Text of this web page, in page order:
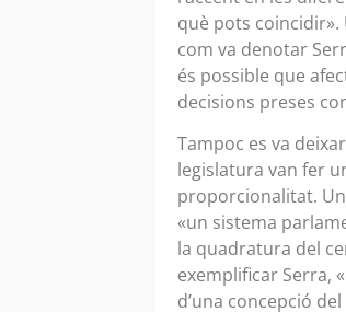
què pots coincidir».
com va denotar
és possible que
decisions preses
Tampoc es va
legislatura van fer
proporcionalitat.
«un sistema
la quadratura del
exemplificar Serra,
d’una concepció